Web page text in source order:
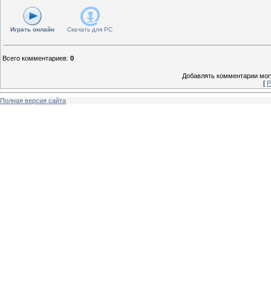
Играть онлайн Скачать для PC
Всего комментариев: 0
Добавлять комментарии
[
Полная версия сайта